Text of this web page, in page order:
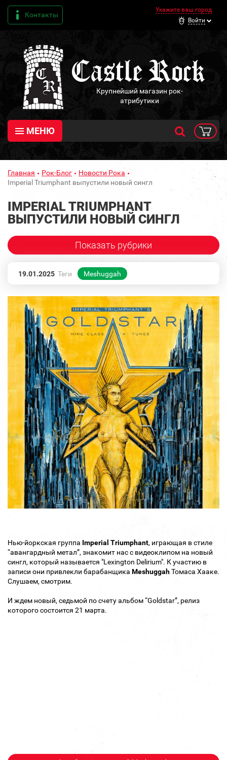
Контакты
Укажите ваш город
Войти
Крупнейший магазин рок-
атрибутики
МЕНЮ
Главная Рок-Блог
Новости Рока
Imperial Triumphant выпустили новый сингл
IMPERIAL TRIUMPHANT
ВЫПУСТИЛИ НОВЫЙ СИНГЛ
Показать рубрики
19.01.2025 Теги Meshuggah
Нью-йоркская группа Imperial Triumphant, играющая в стиле
“авангардный метал”, знакомит нас с видеоклипом на новый
сингл, который называется "Lexington Delirium". К участию в
записи они привлекли барабанщика MeshuggahТомаса Хааке.
Слушаем, смотрим.
И ждем новый, седьмой по счету альбом “Goldstar”, релиз
которого состоится 21 марта.